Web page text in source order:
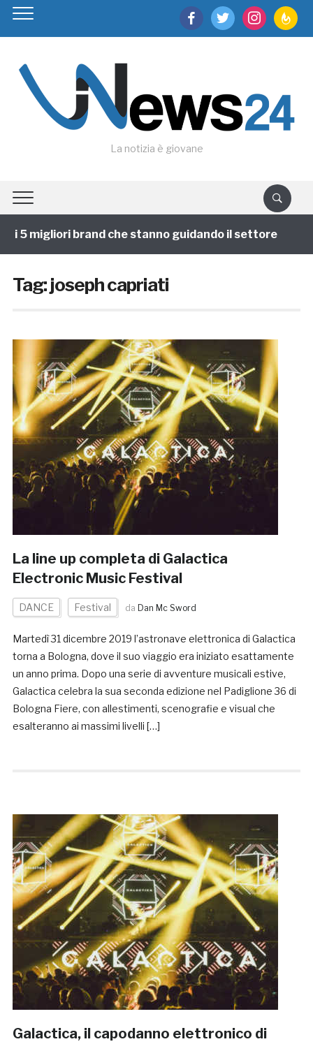
facebooktwitter instagram
La notizia è giovane
migliori brand che stanno guidando il settore
Tag:joseph capriati
La line up completa di Galactica
Electronic Music Festival
DANCE Festival da Dan Mc Sword
Martedì 31 dicembre 2019 l’astronave elettronica di Galactica
torna a Bologna, dove il suo viaggio era iniziato esattamente
un anno prima. Dopo una serie di avventure musicali estive,
Galactica celebra la sua seconda edizione nel Padiglione 36 di
Bologna Fiere, con allestimenti, scenografie e visual che
esalteranno ai massimi livelli […]
Galactica, il capodanno elettronico di